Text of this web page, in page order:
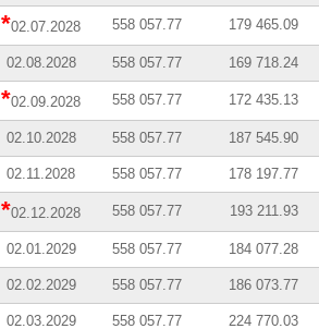
*02.07.2028 558 057.77 179 465.09
02.08.2028 558 057.77 169 718.24
*02.09.2028 558 057.77 172 435.13
02.10.2028 558 057.77 187 545.90
02.11.2028 558 057.77 178 197.77
*02.12.2028 558 057.77 193 211.93
02.01.2029 558 057.77 184 077.28
02.02.2029 558 057.77 186 073.77
02.03.2029 558 057.77 224 770.03